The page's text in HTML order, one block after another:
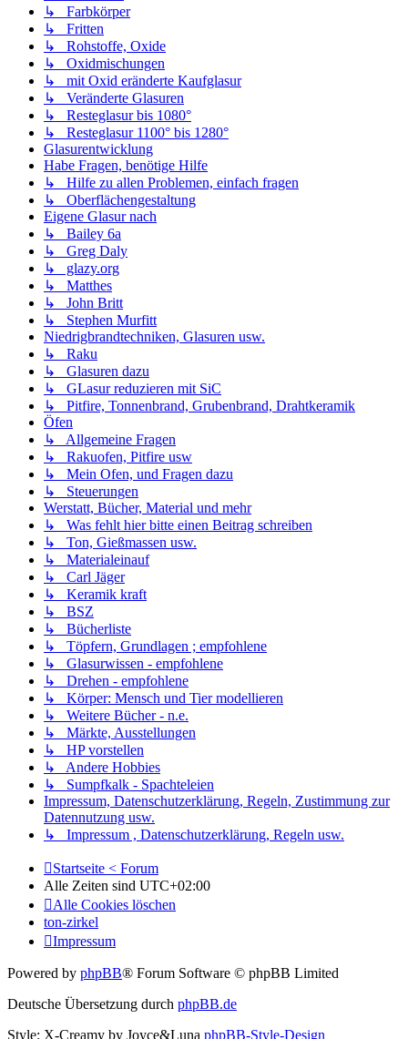
↳ Farbkörper
↳ Fritten
↳ Rohstoffe, Oxide
↳ Oxidmischungen
↳ mit Oxid eränderte Kaufglasur
↳ Veränderte Glasuren
↳ Resteglasur bis 1080°
↳ Resteglasur 1100° bis 1280°
Glasurentwicklung
Habe Fragen, benötige Hilfe
↳ Hilfe zu allen Problemen, einfach fragen
↳ Oberflächengestaltung
Eigene Glasur nach
↳ Bailey 6a
↳ Greg Daly
↳ glazy.org
↳ Matthes
↳ John Britt
↳ Stephen Murfitt
Niedrigbrandtechniken, Glasuren usw.
↳ Raku
↳ Glasuren dazu
↳ GLasur reduzieren mit SiC
↳ Pitfire, Tonnenbrand, Grubenbrand, Drahtkeramik
Öfen
↳ Allgemeine Fragen
↳ Rakuofen, Pitfire usw
↳ Mein Ofen, und Fragen dazu
↳ Steuerungen
Werstatt, Bücher, Material und mehr
↳ Was fehlt hier bitte einen Beitrag schreiben
↳ Ton, Gießmassen usw.
↳ Materialeinauf
↳ Carl Jäger
↳ Keramik kraft
↳ BSZ
↳ Bücherliste
↳ Töpfern, Grundlagen ; empfohlene
↳ Glasurwissen - empfohlene
↳ Drehen - empfohlene
↳ Körper: Mensch und Tier modellieren
↳ Weitere Bücher - n.e.
↳ Märkte, Ausstellungen
↳ HP vorstellen
↳ Andere Hobbies
↳ Sumpfkalk - Spachteleien
Impressum, Datenschutzerklärung, Regeln, Zustimmung zur
Datennutzung usw.
↳ Impressum , Datenschutzerklärung, Regeln usw.
Startseite < Forum
Alle Zeiten sind UTC+02:00
Alle Cookies löschen
ton-zirkel
Impressum
Powered by phpBB® Forum Software © phpBB Limited
Deutsche Übersetzung durch phpBB.de
Style: X-Creamy by Joyce&Luna phpBB-Style-Design